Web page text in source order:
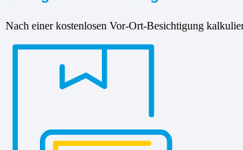
Nach einer kostenlosen Vor-Ort-Besichtigung